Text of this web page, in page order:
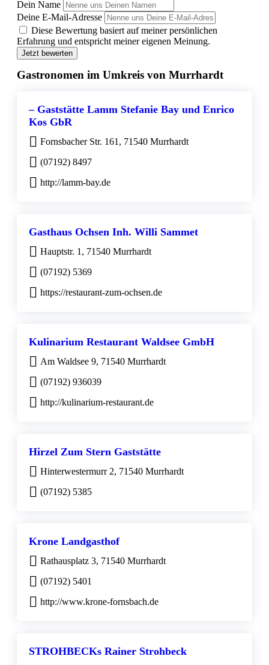
Dein Name
Deine E-Mail-Adresse
Diese Bewertung basiert auf meiner persönlichen
Erfahrung und entspricht meiner eigenen Meinung.
Jetzt bewerten
Gastronomen im Umkreis von Murrhardt
– Gaststätte Lamm Stefanie Bay und Enrico
Kos GbR
Fornsbacher Str. 161, 71540 Murrhardt
(07192) 8497
http://lamm-bay.de
Gasthaus Ochsen Inh. Willi Sammet
Hauptstr. 1, 71540 Murrhardt
(07192) 5369
https://restaurant-zum-ochsen.de
Kulinarium Restaurant Waldsee GmbH
Am Waldsee 9, 71540 Murrhardt
(07192) 936039
http://kulinarium-restaurant.de
Hirzel Zum Stern Gaststätte
Hinterwestermurr 2, 71540 Murrhardt
(07192) 5385
Krone Landgasthof
Rathausplatz 3, 71540 Murrhardt
(07192) 5401
http://www.krone-fornsbach.de
STROHBECKs Rainer Strohbeck